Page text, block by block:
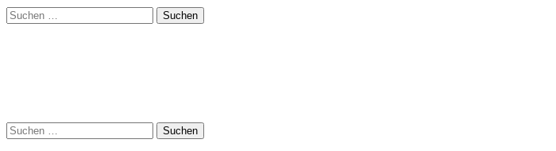
Suchen
nach:
Suchen
nach: